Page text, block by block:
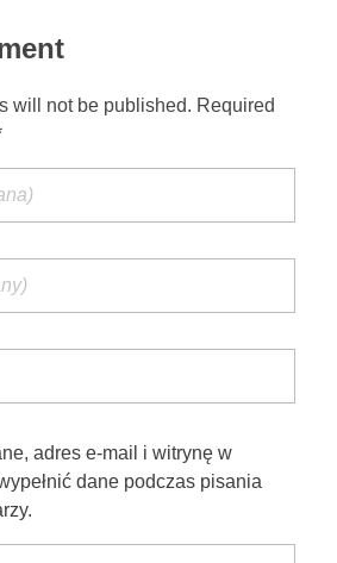
will not be published. Required
adres e-mail i witrynę w
dane podczas pisania